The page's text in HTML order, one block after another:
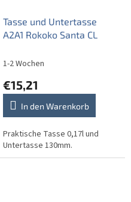
Tasse und Untertasse
A2A1 Rokoko Santa CL
1-2 Wochen
€15,21
In den Warenkorb
Praktische Tasse 0,17l und
Untertasse 130mm.